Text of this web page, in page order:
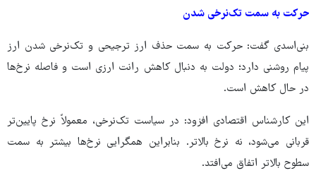
حرکت به سمت تک‌نرخی شدن
بنی‌اسدی گفت: حرکت به سمت حذف ارز ترجیحی و تک‌نرخی شدن ارز
پیام روشنی دارد؛ دولت به دنبال کاهش رانت ارزی است و فاصله نرخ‌ها
در حال کاهش است.
این کارشناس اقتصادی افزود: در سیاست تک‌نرخی، معمولاً نرخ پایین‌تر
قربانی می‌شود، نه نرخ بالاتر. بنابراین همگرایی نرخ‌ها بیشتر به سمت
سطوح بالاتر اتفاق می‌افتد.